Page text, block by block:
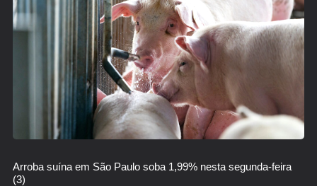
Arroba suína em São Paulo soba 1,99% nesta segunda-feira
(3)